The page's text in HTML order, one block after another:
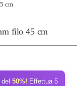
filo 45 cm
cm
50%! Effettua 5